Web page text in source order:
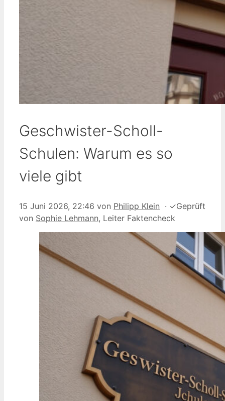
Geschwister-Scholl-
Schulen: Warum es so
viele gibt
15 Juni 2026, 22:46 von Philipp Klein · ✓Geprüft
von Sophie Lehmann, Leiter Faktencheck